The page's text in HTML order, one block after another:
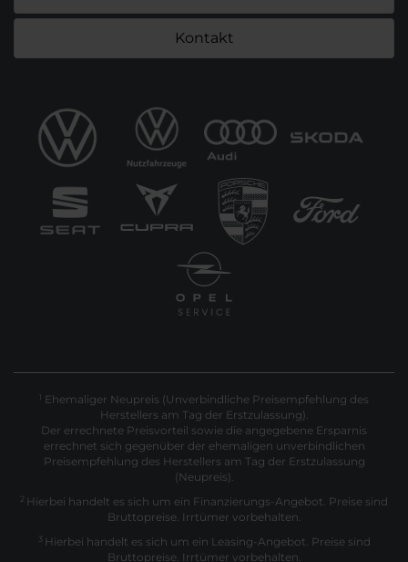
Kontakt
1 Ehemaliger Neupreis (Unverbindliche Preisempfehlung des
Herstellers am Tag der Erstzulassung).
Der errechnete Preisvorteil sowie die angegebene Ersparnis
errechnet sich gegenüber der ehemaligen unverbindlichen
Preisempfehlung des Herstellers am Tag der Erstzulassung
(Neupreis).
2 Hierbei handelt es sich um ein Finanzierungs-Angebot. Preise sind
Bruttopreise. Irrtümer vorbehalten.
3 Hierbei handelt es sich um ein Leasing-Angebot. Preise sind
Bruttopreise. Irrtümer vorbehalten.